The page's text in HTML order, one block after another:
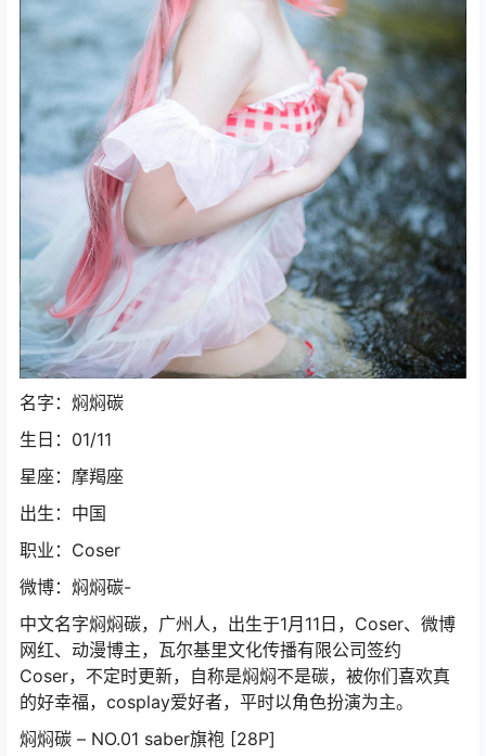
名字：焖焖碳
生日：01/11
星座：摩羯座
出生：中国
职业：Coser
微博：焖焖碳-
中文名字焖焖碳，广州人，出生于1月11日，Coser、微博
网红、动漫博主，瓦尔基里文化传播有限公司签约
Coser，不定时更新，自称是焖焖不是碳，被你们喜欢真
的好幸福，cosplay爱好者，平时以角色扮演为主。
焖焖碳 – NO.01 saber旗袍 [28P]